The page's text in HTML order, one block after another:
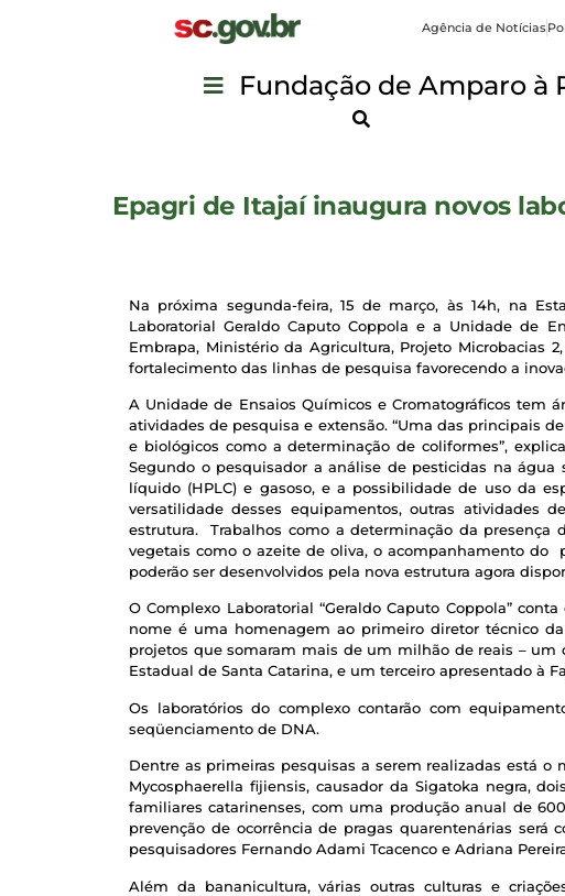
Agência de Notícias
Fundação de Amparo à
Epagri de Itajaí inaugura novos
Na próxima segunda-feira, 15 de março, às 14h, na
Laboratorial Geraldo Caputo Coppola e a Unidade de
Embrapa, Ministério da Agricultura, Projeto Microbacias
fortalecimento das linhas de pesquisa favorecendo a
A Unidade de Ensaios Químicos e Cromatográficos tem
atividades de pesquisa e extensão. “Uma das principais
e biológicos como a determinação de coliformes”,
Segundo o pesquisador a análise de pesticidas na
líquido (HPLC) e gasoso, e a possibilidade de uso da
versatilidade desses equipamentos, outras atividades
estrutura. Trabalhos como a determinação da
vegetais como o azeite de oliva, o acompanhamento do
poderão ser desenvolvidos pela nova estrutura agora
O Complexo Laboratorial “Geraldo Caputo Coppola”
nome é uma homenagem ao primeiro diretor técnico
projetos que somaram mais de um milhão de reais – um
Estadual de Santa Catarina, e um terceiro apresentado à
Os laboratórios do complexo contarão com
seqüenciamento de DNA.
Dentre as primeiras pesquisas a serem realizadas está
Mycosphaerella fijiensis, causador da Sigatoka negra,
familiares catarinenses, com uma produção anual de
prevenção de ocorrência de pragas quarentenárias
pesquisadores Fernando Adami Tcacenco e Adriana
Além da bananicultura, várias outras culturas e